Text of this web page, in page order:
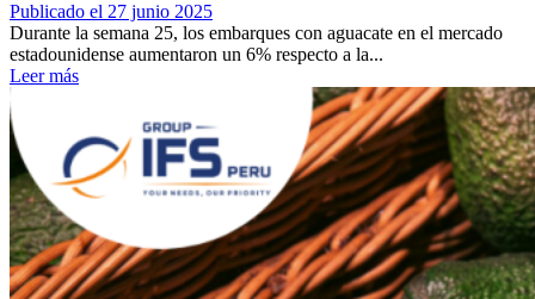
Publicado el 27 junio 2025
Durante la semana 25, los embarques con aguacate en el mercado
estadounidense aumentaron un 6% respecto a la...
Leer más